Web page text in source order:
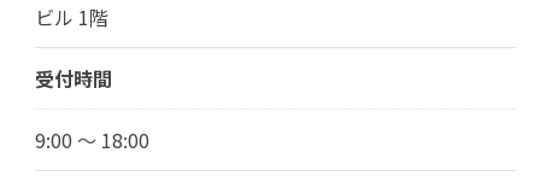
ビル 1階
受付時間
9:00 ～ 18:00